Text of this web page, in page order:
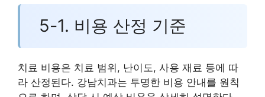
5-1. 비용 산정 기준
치료 비용은 치료 범위, 난이도, 사용 재료 등에 따
라 산정된다. 강남치과는 투명한 비용 안내를 원칙